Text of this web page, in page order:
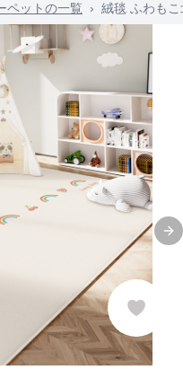
ペットの一覧 › 絨毯 ふわも